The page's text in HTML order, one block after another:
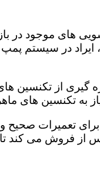
های موجود در
در سیستم
گیری از تکنسین
به تکنسین های
تعمیرات صحیح
فروش می کند تا